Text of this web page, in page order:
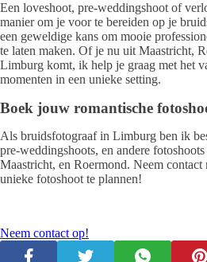
Een loveshoot, pre-weddingshoot of
manier om je voor te bereiden op je
een geweldige kans om mooie
te laten maken. Of je nu uit Maastricht,
Limburg komt, ik help je graag met het
momenten in een unieke setting.
Boek jouw romantische
Als bruidsfotograaf in Limburg ben ik
pre-weddingshoots, en andere
Maastricht, en Roermond. Neem contact
unieke fotoshoot te plannen!
Neem contact op!